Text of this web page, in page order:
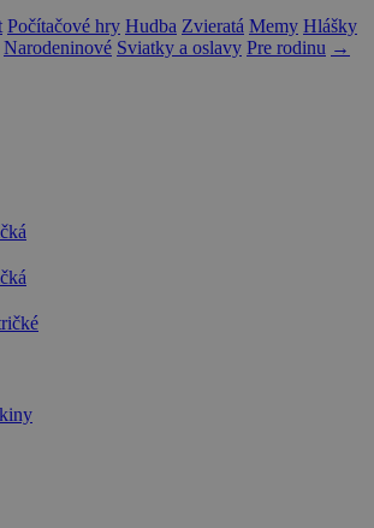
Počítačové hry Hudba Zvieratá Memy Hlášky
Narodeninové Sviatky a oslavy Pre rodinu →